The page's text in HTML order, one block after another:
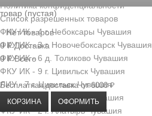
Политика конфиденциальности
Список разрешенных товаров
ФКУ ИК - 4 г. Чебоксары Чувашия
ФКУ ИК - 3 г. Новочебоксарск Чувашия
ФКУ ИК - 6 д. Толиково Чувашия
ФКУ ИК - 9 г. Цивильск Чувашия
ЛИУ - 7 г. Цивильск Чувашия
ФКУ ИК - 5 г. Козловка Чувашия
ФКУ ИК - 2 г. Алатырь Чувашия
товар (пустая)
Нет товаров
0 ₽ Доставка
0 ₽ Всего
Бесплатная доставка от 6000 ₽
КОРЗИНА ОФОРМИТЬ